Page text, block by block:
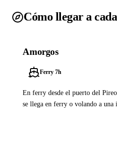
Cómo llegar a
Amorgos
Ferry 7h
En ferry desde el puerto del
se llega en ferry o volando a una